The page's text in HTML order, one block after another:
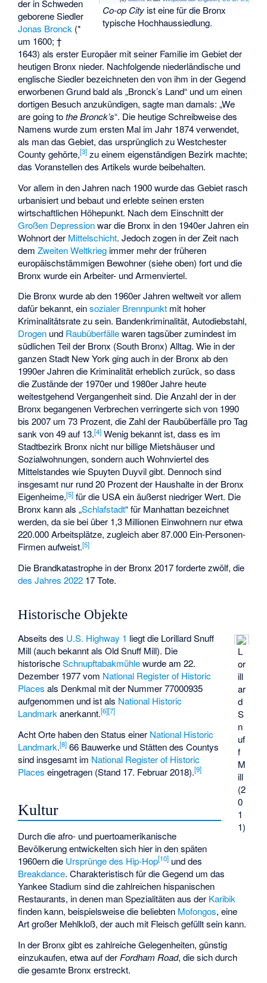
Co-op Cityist eine für die Bronx
typische Hochhaussiedlung.
der in Schweden
geborene Siedler
Jonas Bronck (*
um 1600; †
1643) als erster Europäer mit seiner Familie im Gebiet der
heutigen Bronx nieder. Nachfolgende niederländische und
englische Siedler bezeichneten den von ihm in der Gegend
erworbenen Grund bald als „Bronck’s Land“ und um einen
dortigen Besuch anzukündigen, sagte man damals: „We
are going tothe Bronck’s“. Die heutige Schreibweise des
Namens wurde zum ersten Mal im Jahr 1874 verwendet,
als man das Gebiet, das ursprünglich zu Westchester
County gehörte,[3] zu einem eigenständigen Bezirk machte;
das Voranstellen des Artikels wurde beibehalten.
Vor allem in den Jahren nach 1900 wurde das Gebiet rasch
urbanisiert und bebaut und erlebte seinen ersten
wirtschaftlichen Höhepunkt. Nach dem Einschnitt der
Großen Depressionwar die Bronx in den 1940er Jahren ein
Wohnort der Mittelschicht. Jedoch zogen in der Zeit nach
demZweiten Weltkrieg immer mehr der früheren
europäischstämmigen Bewohner (siehe oben) fort und die
Bronx wurde ein Arbeiter- und Armenviertel.
Die Bronx wurde ab den 1960er Jahren weltweit vor allem
dafür bekannt, einsozialer Brennpunkt mit hoher
Kriminalitätsrate zu sein. Bandenkriminalität, Autodiebstahl,
Drogen und Raubüberfällewaren tagsüber zumindest im
südlichen Teil der Bronx (South Bronx) Alltag. Wie in der
ganzen Stadt New York ging auch in der Bronx ab den
1990er Jahren die Kriminalität erheblich zurück, so dass
die Zustände der 1970er und 1980er Jahre heute
weitestgehend Vergangenheit sind. Die Anzahl der in der
Bronx begangenen Verbrechen verringerte sich von 1990
bis 2007 um 73 Prozent, die Zahl der Raubüberfälle pro Tag
sank von 49 auf 13.[4] Wenig bekannt ist, dass es im
Stadtbezirk Bronx nicht nur billige Mietshäuser und
Sozialwohnungen, sondern auch Wohnviertel des
Mittelstandes wieSpuyten Duyvilgibt. Dennoch sind
insgesamt nur rund 20 Prozent der Haushalte in der Bronx
Eigenheime,[5] für die USA ein äußerst niedriger Wert. Die
Bronx kann als „Schlafstadt“ für Manhattan bezeichnet
werden, da sie bei über 1,3 Millionen Einwohnern nur etwa
220.000 Arbeitsplätze, zugleich aber 87.000 Ein-Personen-
Firmen aufweist.[5]
Die Brandkatastrophe in der Bronx 2017forderte zwölf, die
des Jahres 2022 17 Tote.
Historische Objekte
L
or
ill
ar
d
S
n
uf
f
M
ill
(2
0
1
1)
Abseits des U.S. Highway 1 liegt die Lorillard Snuff
Mill (auch bekannt als Old Snuff Mill). Die
historischeSchnupftabakmühlewurde am 22.
Dezember 1977 vom National Register of Historic
Places als Denkmal mit der Nummer 77000935
aufgenommen und ist als National Historic
Landmark anerkannt.[6][7]
Acht Orte haben den Status einer National Historic
Landmark.[8] 66 Bauwerke und Stätten des Countys
sind insgesamt im National Register of Historic
Places eingetragen (Stand 17. Februar 2018).[9]
Kultur
Durch die afro- und puertoamerikanische
Bevölkerung entwickelten sich hier in den späten
1960ern die Ursprünge des Hip-Hop[10] und des
Breakdance. Charakteristisch für die Gegend um das
Yankee Stadium sind die zahlreichen hispanischen
Restaurants, in denen man Spezialitäten aus der Karibik
finden kann, beispielsweise die beliebten Mofongos, eine
Art großer Mehlkloß, der auch mit Fleisch gefüllt sein kann.
In der Bronx gibt es zahlreiche Gelegenheiten, günstig
einzukaufen, etwa auf der Fordham Road, die sich durch
die gesamte Bronx erstreckt.